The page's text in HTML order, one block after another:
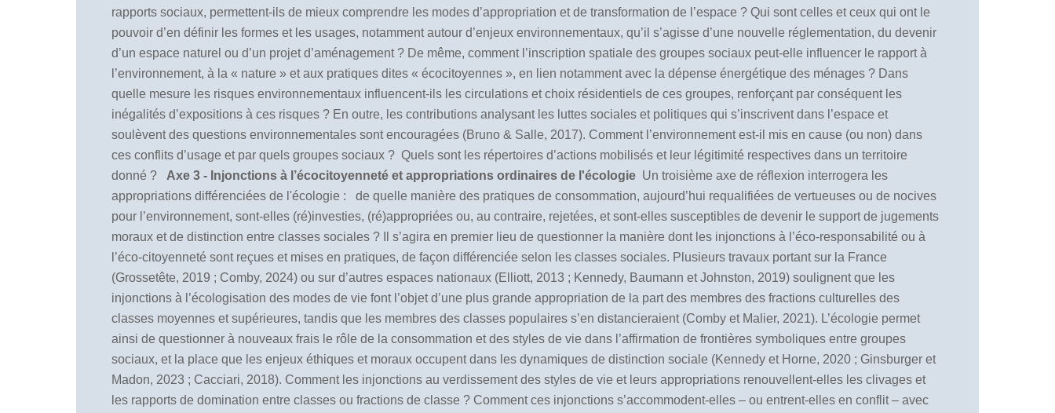
rapports sociaux, permettent-ils de mieux comprendre les modes d’appropriation et de transformation de l’espace ? Qui sont celles et ceux qui ont le
pouvoir d’en définir les formes et les usages, notamment autour d’enjeux environnementaux, qu’il s’agisse d’une nouvelle réglementation, du devenir
d’un espace naturel ou d’un projet d’aménagement ? De même, comment l’inscription spatiale des groupes sociaux peut-elle influencer le rapport à
l’environnement, à la « nature » et aux pratiques dites « écocitoyennes », en lien notamment avec la dépense énergétique des ménages ? Dans
quelle mesure les risques environnementaux influencent-ils les circulations et choix résidentiels de ces groupes, renforçant par conséquent les
inégalités d’expositions à ces risques ? En outre, les contributions analysant les luttes sociales et politiques qui s’inscrivent dans l’espace et
soulèvent des questions environnementales sont encouragées (Bruno & Salle, 2017). Comment l’environnement est-il mis en cause (ou non) dans
ces conflits d’usage et par quels groupes sociaux ? Quels sont les répertoires d’actions mobilisés et leur légitimité respectives dans un territoire
donné ? Axe 3 - Injonctions à l’écocitoyenneté et appropriations ordinaires de l'écologie Un troisième axe de réflexion interrogera les
appropriations différenciées de l'écologie : de quelle manière des pratiques de consommation, aujourd’hui requalifiées de vertueuses ou de nocives
pour l’environnement, sont-elles (ré)investies, (ré)appropriées ou, au contraire, rejetées, et sont-elles susceptibles de devenir le support de jugements
moraux et de distinction entre classes sociales ? Il s’agira en premier lieu de questionner la manière dont les injonctions à l’éco-responsabilité ou à
l’éco-citoyenneté sont reçues et mises en pratiques, de façon différenciée selon les classes sociales. Plusieurs travaux portant sur la France
(Grossetête, 2019 ; Comby, 2024) ou sur d’autres espaces nationaux (Elliott, 2013 ; Kennedy, Baumann et Johnston, 2019) soulignent que les
injonctions à l’écologisation des modes de vie font l’objet d’une plus grande appropriation de la part des membres des fractions culturelles des
classes moyennes et supérieures, tandis que les membres des classes populaires s’en distancieraient (Comby et Malier, 2021). L’écologie permet
ainsi de questionner à nouveaux frais le rôle de la consommation et des styles de vie dans l’affirmation de frontières symboliques entre groupes
sociaux, et la place que les enjeux éthiques et moraux occupent dans les dynamiques de distinction sociale (Kennedy et Horne, 2020 ; Ginsburger et
Madon, 2023 ; Cacciari, 2018). Comment les injonctions au verdissement des styles de vie et leurs appropriations renouvellent-elles les clivages et
les rapports de domination entre classes ou fractions de classe ? Comment ces injonctions s’accommodent-elles – ou entrent-elles en conflit – avec